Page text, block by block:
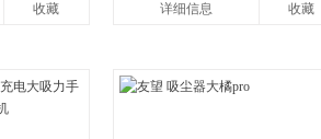
收藏 详细信息 收藏